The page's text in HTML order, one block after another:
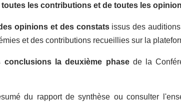
toutes les contributions et de toutes les
opinions et des constatsissus des
et des contributions recueillies sur la
conclusions la deuxième phasede la
du rapport de synthèse ou consulter